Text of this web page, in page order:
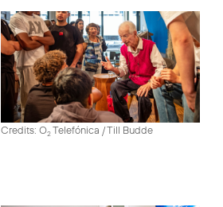
Credits: O2Telefónica / Till Budde